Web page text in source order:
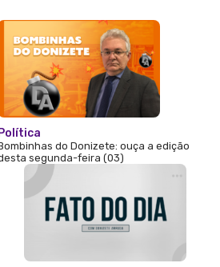
Política
do Donizete: ouça a edição
segunda-feira (03)